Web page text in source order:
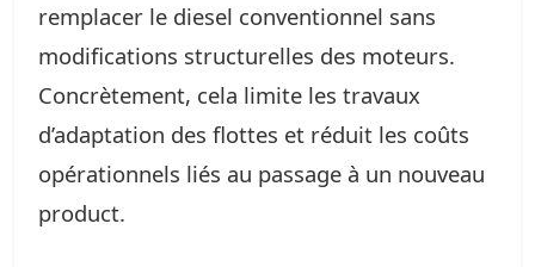
remplacer le diesel conventionnel sans
modifications structurelles des moteurs.
Concrètement, cela limite les travaux
d’adaptation des flottes et réduit les coûts
opérationnels liés au passage à un nouveau
product.